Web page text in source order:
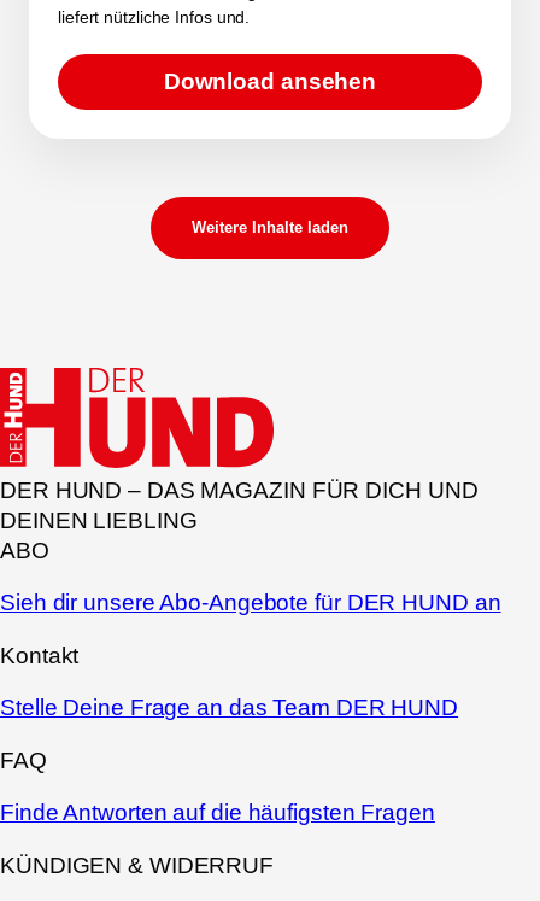
liefert nützliche Infos und.
Download ansehen
Weitere Inhalte laden
DER HUND – DAS MAGAZIN FÜR DICH UND
DEINEN LIEBLING
ABO
Sieh dir unsere Abo-Angebote für DER HUND an
Kontakt
Stelle Deine Frage an das Team DER HUND
FAQ
Finde Antworten auf die häufigsten Fragen
KÜNDIGEN & WIDERRUF